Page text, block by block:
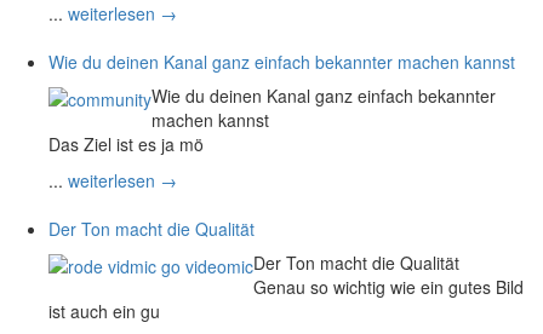
... weiterlesen →
Wie du deinen Kanal ganz einfach bekannter machen kannst
Wie du deinen Kanal ganz einfach bekannter
machen kannst
Das Ziel ist es ja mö
... weiterlesen →
Der Ton macht die Qualität
Der Ton macht die Qualität
Genau so wichtig wie ein gutes Bild
ist auch ein gu